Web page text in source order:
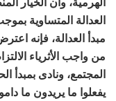
العدالة المتساوية
مبدأ العدالة، فإنه
من واجب الأثرياء
المجتمع، ونادى بمبدأ
يفعلوا ما يريدون ما